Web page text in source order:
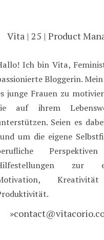
Vita | 25 | Product
Ich bin Vita,
Bloggerin.
junge Frauen zu
auf ihrem
Seien es
um die eigene
zur